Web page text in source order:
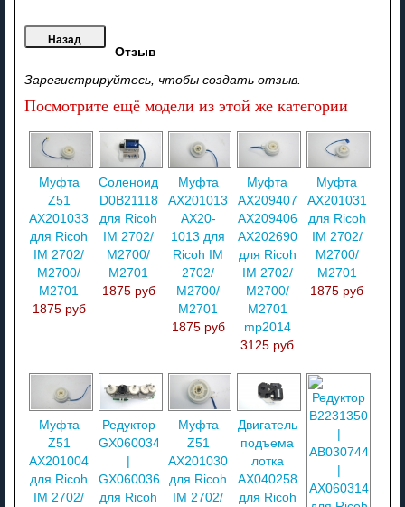
Отзыв
Зарегистрируйтесь, чтобы создать отзыв.
Посмотрите ещё модели из этой же категории
Муфта
Z51
AX201033
для Ricoh
IM 2702/
M2700/
M2701
1875 руб
Соленоид
D0B21118
для Ricoh
IM 2702/
M2700/
M2701
1875 руб
Муфта
AX201013
AX20-
1013 для
Ricoh IM
2702/
M2700/
M2701
1875 руб
Муфта
AX209407
AX209406
AX202690
для Ricoh
IM 2702/
M2700/
M2701
mp2014
3125 руб
Муфта
AX201031
для Ricoh
IM 2702/
M2700/
M2701
1875 руб
Муфта
Z51
AX201004
для Ricoh
IM 2702/
Редуктор
GX060034
|
GX060036
для Ricoh
Муфта
Z51
AX201030
для Ricoh
IM 2702/
Двигатель
подъема
лотка
AX040258
для Ricoh